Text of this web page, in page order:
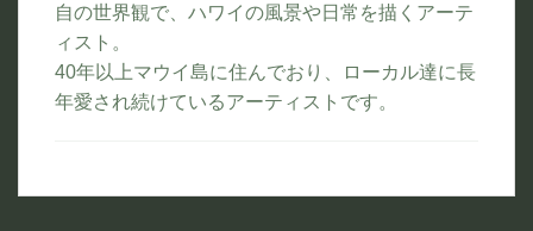
自の世界観で、ハワイの風景や日常を描くアーテ
ィスト。
40年以上マウイ島に住んでおり、ローカル達に長
年愛され続けているアーティストです。